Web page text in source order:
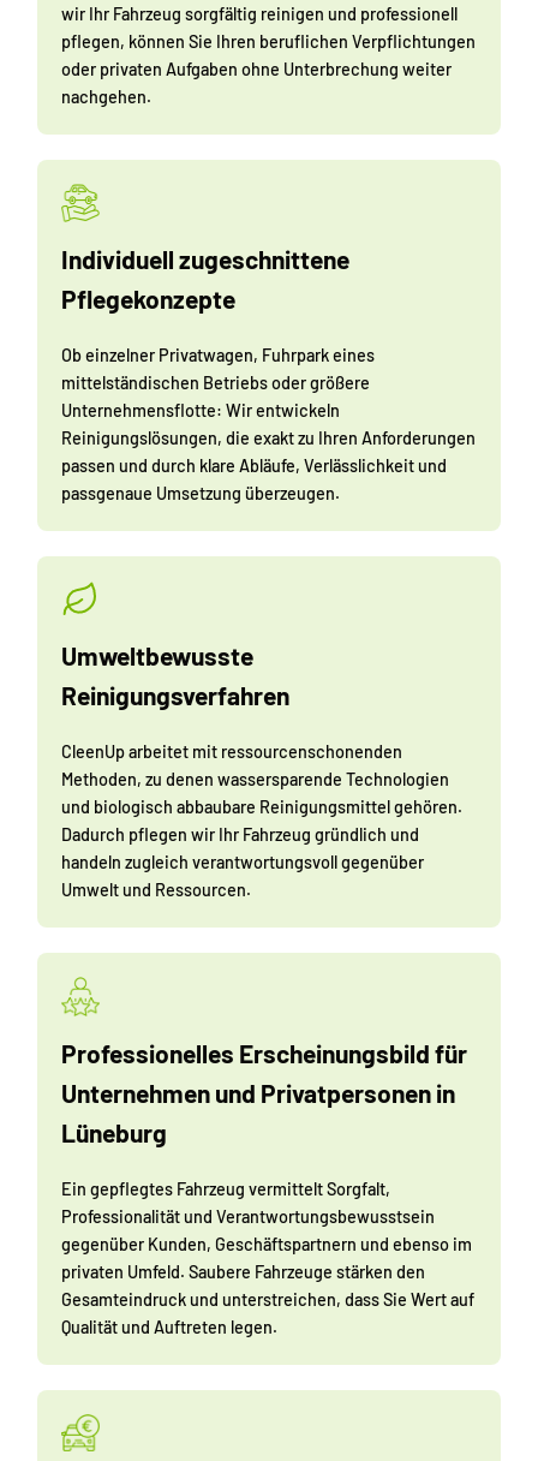
wir Ihr Fahrzeug sorgfältig reinigen und professionell
pflegen, können Sie Ihren beruflichen Verpflichtungen
oder privaten Aufgaben ohne Unterbrechung weiter
nachgehen.
Individuell zugeschnittene
Pflegekonzepte
Ob einzelner Privatwagen, Fuhrpark eines
mittelständischen Betriebs oder größere
Unternehmensflotte: Wir entwickeln
Reinigungslösungen, die exakt zu Ihren Anforderungen
passen und durch klare Abläufe, Verlässlichkeit und
passgenaue Umsetzung überzeugen.
Umweltbewusste
Reinigungsverfahren
CleenUp arbeitet mit ressourcenschonenden
Methoden, zu denen wassersparende Technologien
und biologisch abbaubare Reinigungsmittel gehören.
Dadurch pflegen wir Ihr Fahrzeug gründlich und
handeln zugleich verantwortungsvoll gegenüber
Umwelt und Ressourcen.
Professionelles Erscheinungsbild für
Unternehmen und Privatpersonen in
Lüneburg
Ein gepflegtes Fahrzeug vermittelt Sorgfalt,
Professionalität und Verantwortungsbewusstsein
gegenüber Kunden, Geschäftspartnern und ebenso im
privaten Umfeld. Saubere Fahrzeuge stärken den
Gesamteindruck und unterstreichen, dass Sie Wert auf
Qualität und Auftreten legen.